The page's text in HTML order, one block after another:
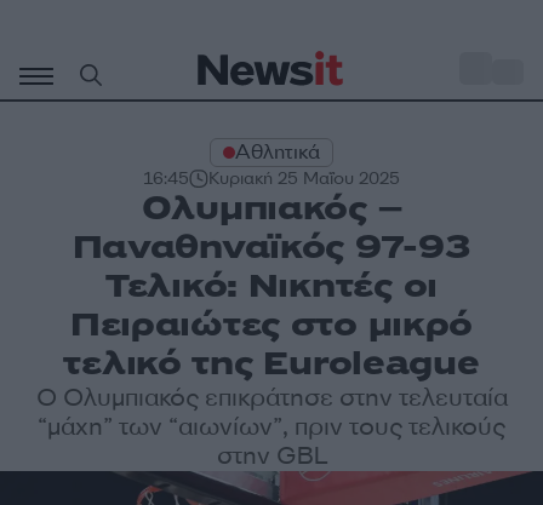
περιεχόμενο
Αθλητικά
16:45 Κυριακή 25 Μαΐου 2025
Ολυμπιακός –
Παναθηναϊκός 97-93
Τελικό: Νικητές οι
Πειραιώτες στο μικρό
τελικό της Euroleague
Ο Ολυμπιακός επικράτησε στην τελευταία
“μάχη” των “αιωνίων”, πριν τους τελικούς
στην GBL